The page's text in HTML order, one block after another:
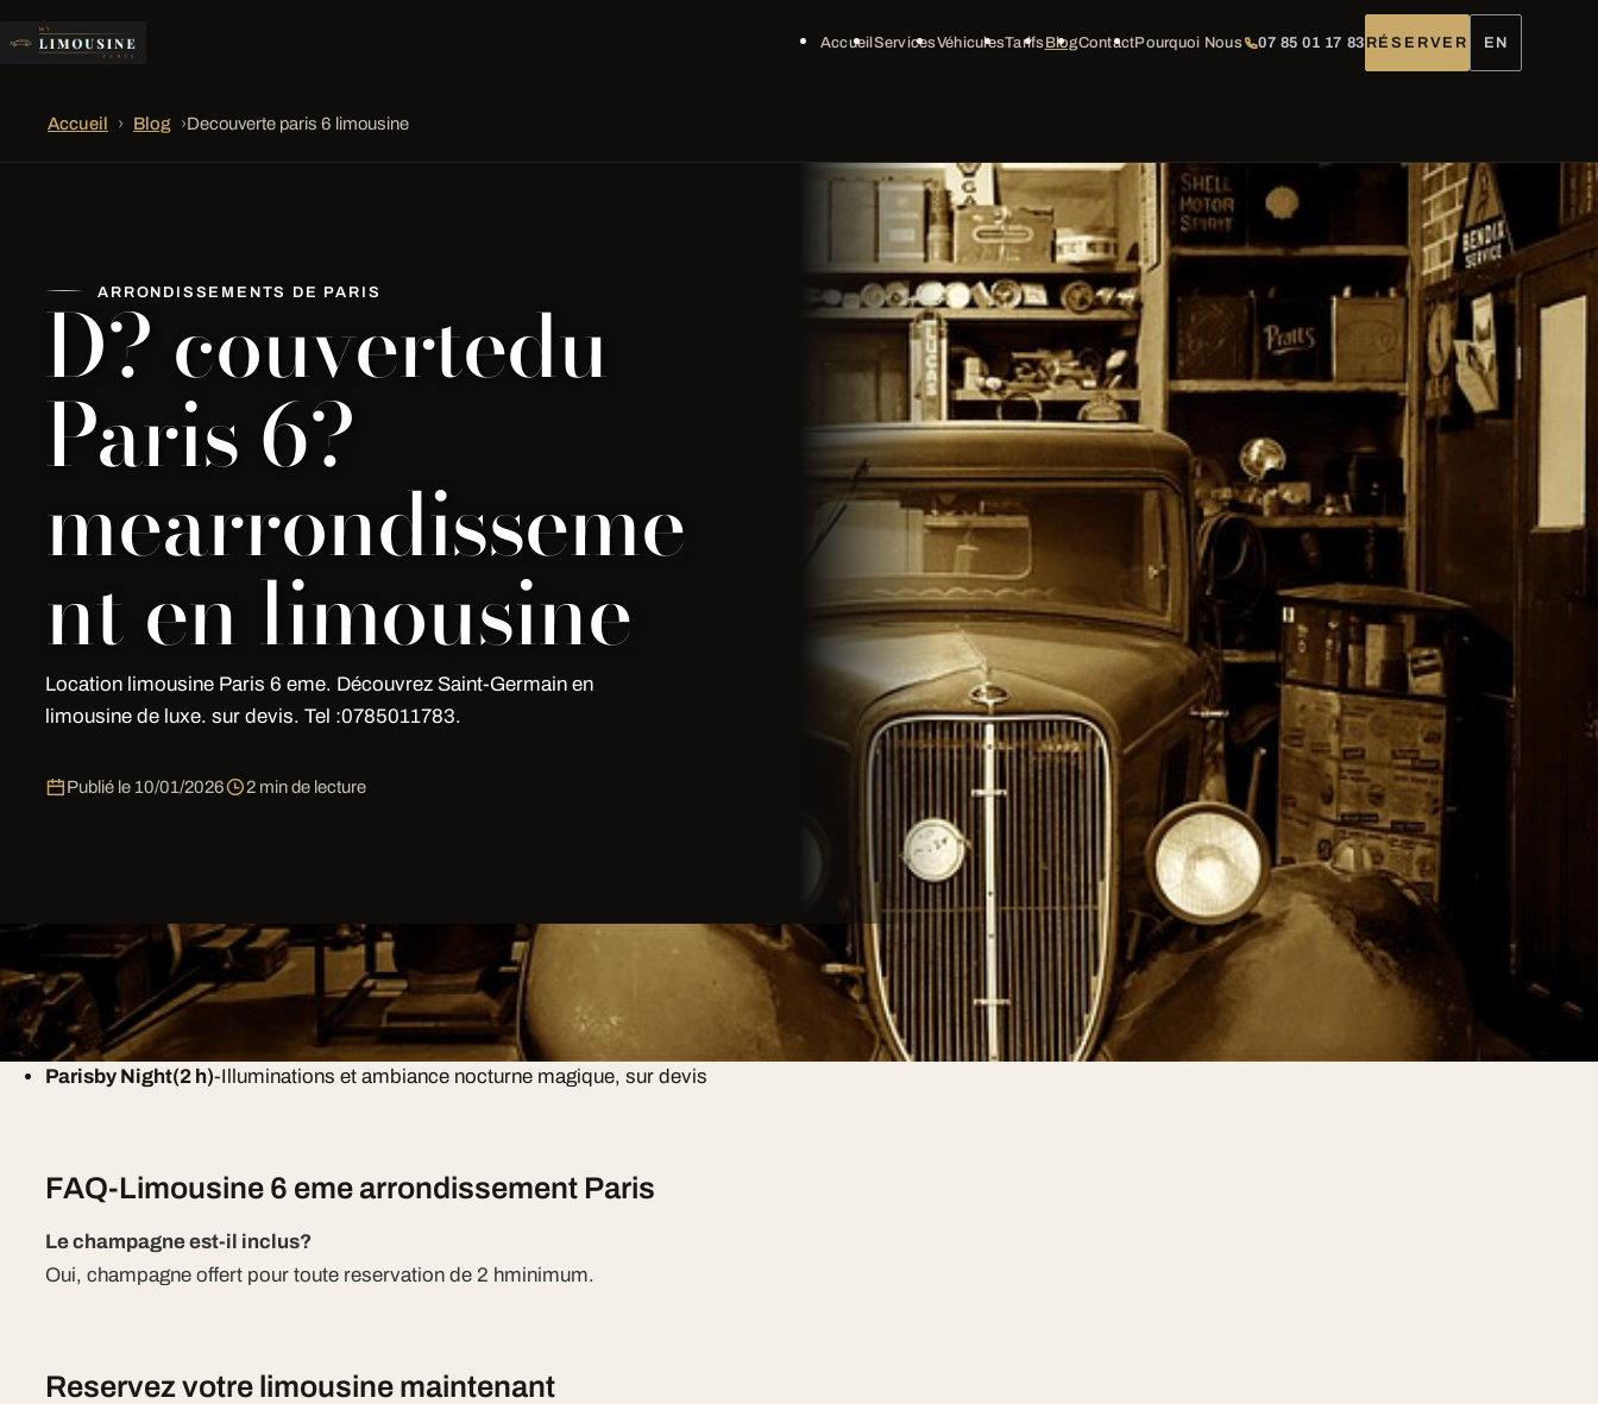
AccueilServicesVéhiculesTarifsBlogContactPourquoi Nous 07 85 01 17 83 RÉSERVER EN
Accueil › Blog ›Decouverte paris 6 limousine
ARRONDISSEMENTS DE PARIS
D? couvertedu
Paris 6?
mearrondisseme
nt en limousine
Location limousine Paris 6 eme. Découvrez Saint-Germain en
limousine de luxe. sur devis. Tel :0785011783.
Publié le 10/01/2026 2 min de lecture
Idees de parcours dans le 6 eme
Soiree VIP(3 h)
-Circuit complet avec champagne et ambiance festive, sur devis
Parisby Night(2 h)-Illuminations et ambiance nocturne magique, sur devis
FAQ-Limousine 6 eme arrondissement Paris
Le champagne est-il inclus?
Oui, champagne offert pour toute reservation de 2 hminimum.
Reservez votre limousine maintenant